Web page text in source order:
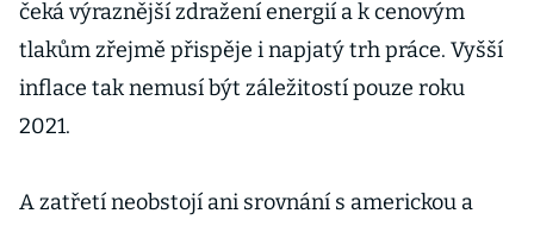
čeká výraznější zdražení energií a k cenovým
tlakům zřejmě přispěje i napjatý trh práce. Vyšší
inflace tak nemusí být záležitostí pouze roku
2021.
A zatřetí neobstojí ani srovnání s americkou a